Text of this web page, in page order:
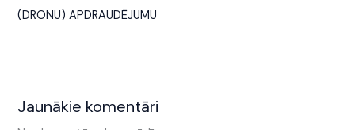
(DRONU) APDRAUDĒJUMU
Jaunākie komentāri